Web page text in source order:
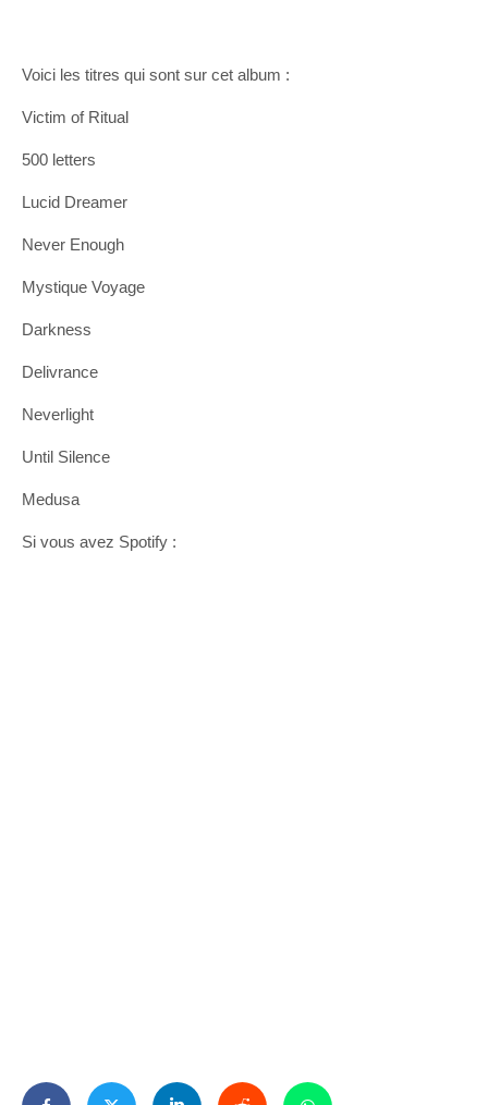
Voici les titres qui sont sur cet album :
Victim of Ritual
500 letters
Lucid Dreamer
Never Enough
Mystique Voyage
Darkness
Delivrance
Neverlight
Until Silence
Medusa
Si vous avez Spotify :